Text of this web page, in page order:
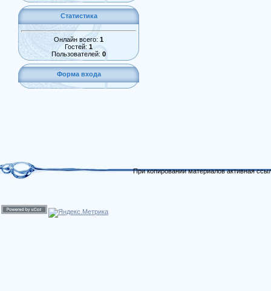
Статистика
Онлайн всего: 1
Гостей: 1
Пользователей: 0
Форма входа
При копировании материалов активная